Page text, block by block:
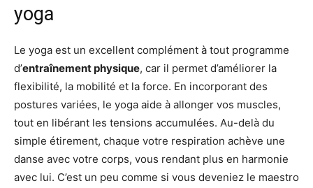
yoga
Le yoga est un excellent complément à tout programme
d’entraînement physique, car il permet d’améliorer la
flexibilité, la mobilité et la force. En incorporant des
postures variées, le yoga aide à allonger vos muscles,
tout en libérant les tensions accumulées. Au-delà du
simple étirement, chaque votre respiration achève une
danse avec votre corps, vous rendant plus en harmonie
avec lui. C’est un peu comme si vous deveniez le maestro